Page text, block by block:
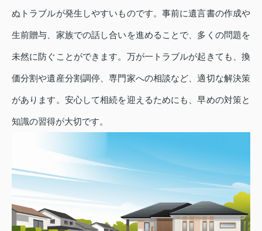
ぬトラブルが発生しやすいものです。事前に遺言書の作成や
生前贈与、家族での話し合いを進めることで、多くの問題を
未然に防ぐことができます。万が一トラブルが起きても、換
価分割や遺産分割調停、専門家への相談など、適切な解決策
があります。安心して相続を迎えるためにも、早めの対策と
知識の習得が大切です。